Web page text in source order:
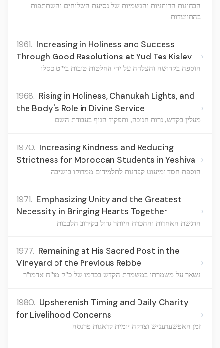
הבחינות הרוחניות והגשמיות של נסיעת השלוחים והשתתפות
בהתוועדות
1961. Increasing in Holiness and Success
Through Good Resolutions at Yud Tes Kislev
הוספה בקדושה והצלחה על ידי החלטות טובות בי"ט כסלו
›
1968. Rising in Holiness, Chanukah Lights, and
the Body's Role in Divine Service
מעלין בקדש, נרות חנוכה, ותפקיד הגוף בעבודת השם
›
1970. Increasing Kindness and Reducing
Strictness for Moroccan Students in Yeshiva
הוספת חסד ומיעוט קפדנות לתלמידים ממרוקו בישיבה
›
1971. Emphasizing Unity and the Greatest
Necessity in Bringing Hearts Together
הדגשת האחדות וההכרח היותר גדול בקירוב הלבבות
›
1977. Remaining at His Sacred Post in the
Vineyard of the Previous Rebbe
נשאר על משמרתו במשמרת הקדש בכרמו של כ"ק מו"ח אדמו"ר
›
1980. Upsherenish Timing and Daily Charity
for Livelihood Concerns
זמן האפשערעניש וצדקה יומית לדאגות פרנסה
›